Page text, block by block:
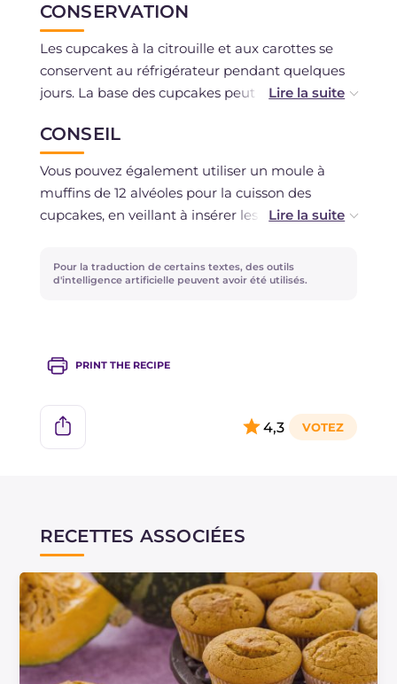
CONSERVATION
Les cupcakes à la citrouille et aux carottes se
conservent au réfrigérateur pendant quelques
jours. La base des cupcakes peut être préparée
l'abri de l'air. Le glaçage peut être conservé
quelques jours au frigo.
CONSEIL
Vous pouvez également utiliser un moule à
muffins de 12 alvéoles pour la cuisson des
cupcakes, en veillant à insérer les caissettes en
Pour la traduction de certains textes, des outils
d'intelligence artificielle peuvent avoir été utilisés.
PRINT THE RECIPE
4,3
RECETTES ASSOCIÉES